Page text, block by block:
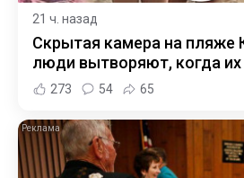
21 ч. назад
Скрытая камера на пляже
люди вытворяют, когда их
273 54 65